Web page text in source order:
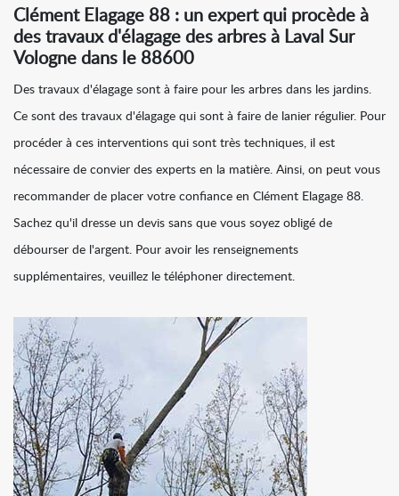
Clément Elagage 88 : un expert qui procède à
des travaux d'élagage des arbres à Laval Sur
Vologne dans le 88600
Des travaux d'élagage sont à faire pour les arbres dans les jardins.
Ce sont des travaux d'élagage qui sont à faire de lanier régulier. Pour
procéder à ces interventions qui sont très techniques, il est
nécessaire de convier des experts en la matière. Ainsi, on peut vous
recommander de placer votre confiance en Clément Elagage 88.
Sachez qu'il dresse un devis sans que vous soyez obligé de
débourser de l'argent. Pour avoir les renseignements
supplémentaires, veuillez le téléphoner directement.